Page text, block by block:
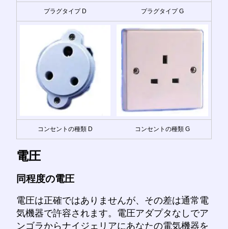
プラグタイプ D プラグタイプ G
コンセントの種類 D コンセントの種類 G
電圧
同程度の電圧
電圧は正確ではありませんが、その差は通常電
気機器で許容されます。電圧アダプタなしでア
ンゴラからナイジェリアにあなたの電気機器を